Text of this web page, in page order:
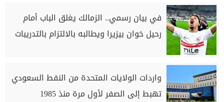
في بيان رسمي.. الزمالك يغلق الباب أمام
رحيل خوان بيزيرا ويطالبه بالالتزام بالتدريبات
واردات الولايات المتحدة من النفط السعودي
تهبط إلى الصفر لأول مرة منذ 1985